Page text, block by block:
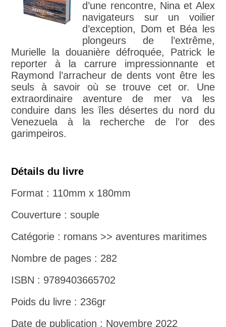
d’une rencontre, Nina et Alex
navigateurs sur un voilier
d’exception, Dom et Béa les
plongeurs de l’extrême,
Murielle la douanière défroquée, Patrick le
reporter à la carrure impressionnante et
Raymond l’arracheur de dents vont être les
seuls à savoir où se trouve cet or. Une
extraordinaire aventure de mer va les
conduire dans les îles désertes du nord du
Venezuela à la recherche de l’or des
garimpeiros.
Détails du livre
Format : 110mm x 180mm
Couverture : souple
Catégorie : romans >> aventures maritimes
Nombre de pages : 282
ISBN : 9789403665702
Poids du livre : 236gr
Date de publication : Novembre 2022